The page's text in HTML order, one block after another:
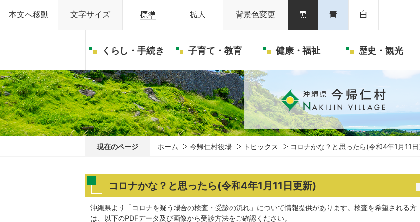
本文へ移動 文字サイズ 背景色変更
くらし・手続き 子育て・教育 健康・福祉 歴史・観光
現在のページ ホーム 今帰仁村役場 トピックス コロナかな？と思ったら(令和4年1月11日
コロナかな？と思ったら(令和4年1月11日更新)
沖縄県より「コロナを疑う場合の検査・受診の流れ」について情報提供があります。検査を希望される方
は、以下のPDFデータ及び画像から受診方法をご確認ください。